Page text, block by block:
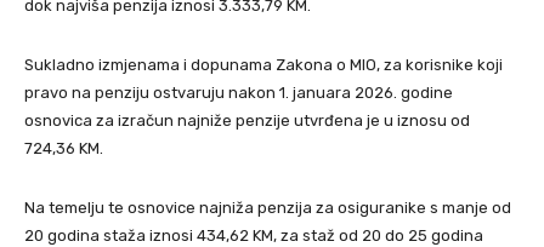
dok najviša penzija iznosi 3.333,79 KM.
Sukladno izmjenama i dopunama Zakona o MIO, za korisnike koji
pravo na penziju ostvaruju nakon 1. januara 2026. godine
osnovica za izračun najniže penzije utvrđena je u iznosu od
724,36 KM.
Na temelju te osnovice najniža penzija za osiguranike s manje od
20 godina staža iznosi 434,62 KM, za staž od 20 do 25 godina